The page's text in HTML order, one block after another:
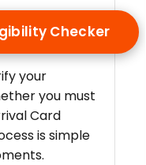
Checker
your
you must
Card
is simple